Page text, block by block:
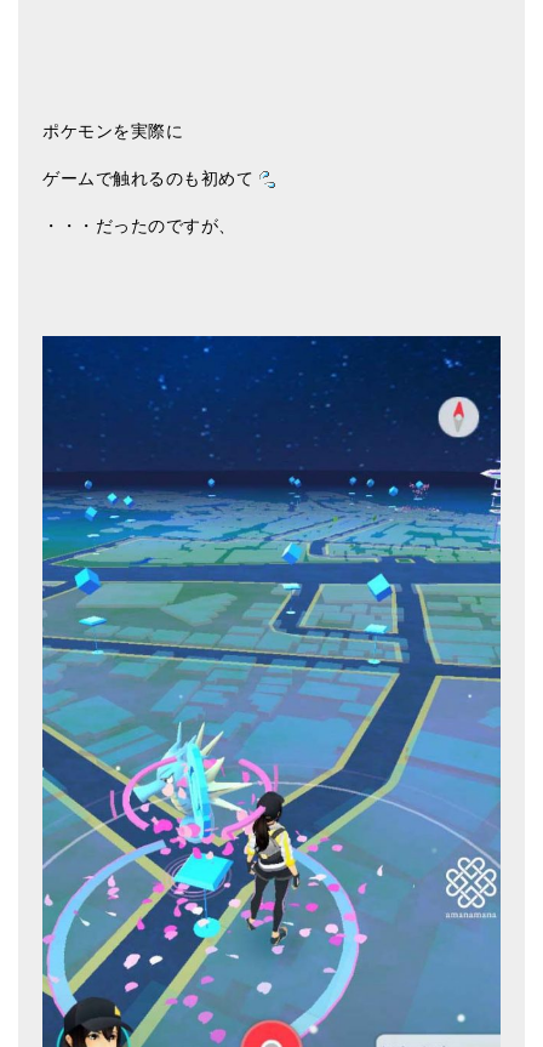
ギフトラッピング
シンギングボウル講座
初級講座
上級講座
ビギナー講師・養成講座
About Us
メールお便り登録
LINEお友だち登録
お客様の声
ブログ
特商法の表記
ポケモンを実際に
ゲームで触れるのも初めて
・・・だったのですが、